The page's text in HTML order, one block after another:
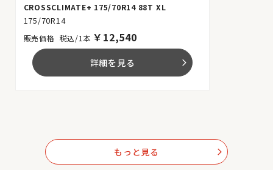
CROSSCLIMATE+ 175/70R14 88T XL
175/70R14
税込/1本 ￥ 12,540
詳細を見る arrow_forward_ios
もっと見る arrow_forward_ios